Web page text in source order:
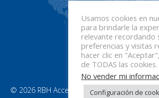
© 2026 RBH Access Technologies. Todos los
Usamos cookies en
para brindarle la
relevante recordando
preferencias y visitas
hacer clic en
de TODAS las cookies.
No vender mi
Configuración de